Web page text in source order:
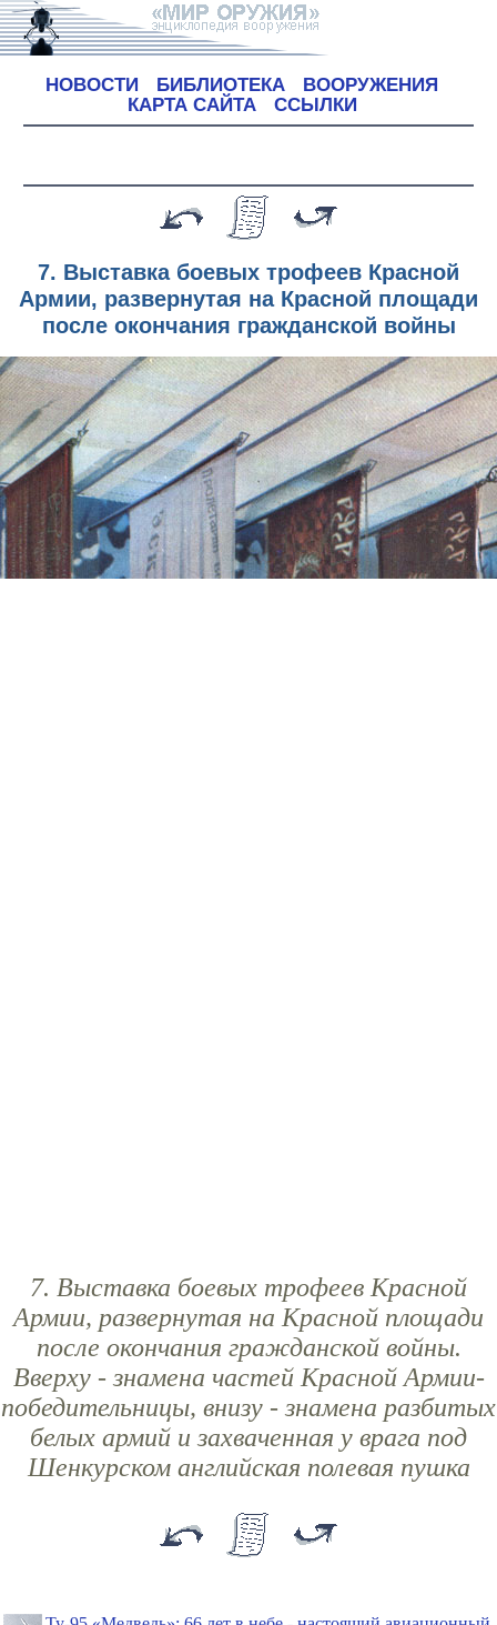
НОВОСТИ БИБЛИОТЕКА
ВООРУЖЕНИЯ
КАРТА САЙТА
ССЫЛКИ
7. Выставка боевых трофеев Красной
Армии, развернутая на Красной площади
после окончания гражданской войны
7. Выставка боевых трофеев Красной
Армии, развернутая на Красной площади
после окончания гражданской войны.
Вверху - знамена частей Красной Армии-
победительницы, внизу - знамена разбитых
белых армий и захваченная у врага под
Шенкурском английская полевая пушка